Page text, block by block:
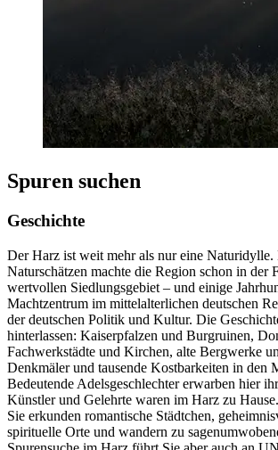
Spuren suchen
Geschichte
Der Harz ist weit mehr als nur eine Naturidylle.
Naturschätzen machte die Region schon in der
wertvollen Siedlungsgebiet – und einige
Machtzentrum im mittelalterlichen deutschen
der deutschen Politik und Kultur. Die
hinterlassen: Kaiserpfalzen und Burgruinen,
Fachwerkstädte und Kirchen, alte Bergwerke
Denkmäler und tausende Kostbarkeiten in den
Bedeutende Adelsgeschlechter erwarben hier
Künstler und Gelehrte waren im Harz zu Hause.
Sie erkunden romantische Städtchen,
spirituelle Orte und wandern zu